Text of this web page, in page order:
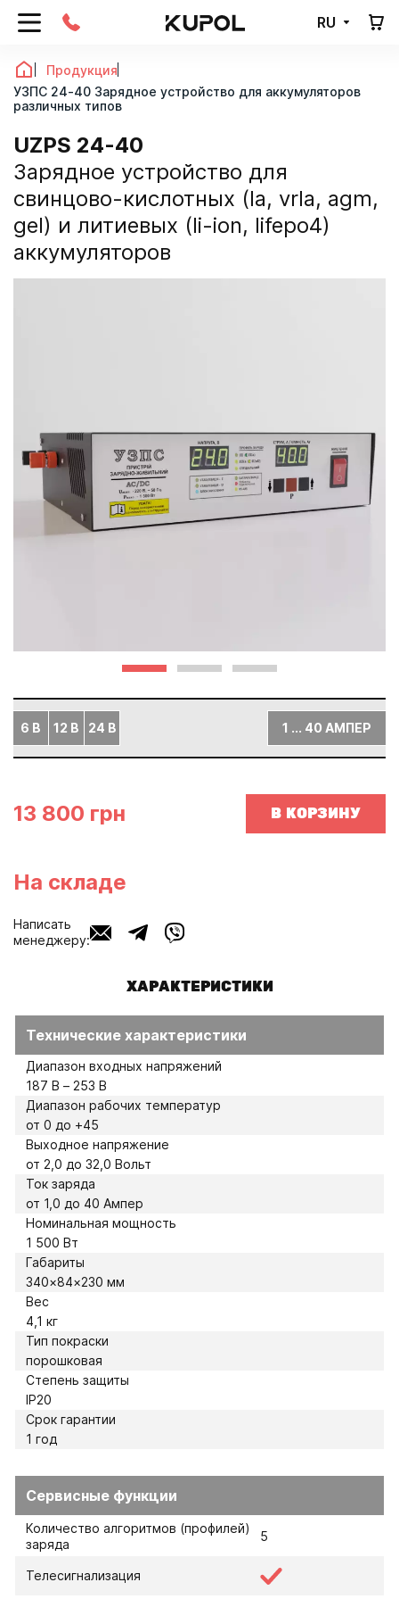
RU
Продукция
УЗПС 24-40 Зарядное устройство для аккумуляторов
различных типов
UZPS 24-40
зарядное устройство для
свинцово-кислотных (la, vrla, agm,
gel) и литиевых (li-ion, lifepo4)
аккумуляторов
6 В 12 В 24 В 1 ... 40 АМПЕР
13 800 грн В КОРЗИНУ
На складе
Написать
менеджеру:
ХАРАКТЕРИСТИКИ
Технические характеристики
Диапазон входных напряжений
187 В – 253 В
Диапазон рабочих температур
от 0 до +45
Выходное напряжение
от 2,0 до 32,0 Вольт
Ток заряда
от 1,0 до 40 Ампер
Номинальная мощность
1 500 Вт
Габариты
340×84×230 мм
Вес
4,1 кг
Тип покраски
порошковая
Степень защиты
IP20
Срок гарантии
1 год
Сервисные функции
Количество алгоритмов (профилей)
заряда
5
Телесигнализация